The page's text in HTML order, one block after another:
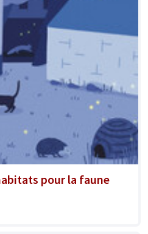
pour la faune